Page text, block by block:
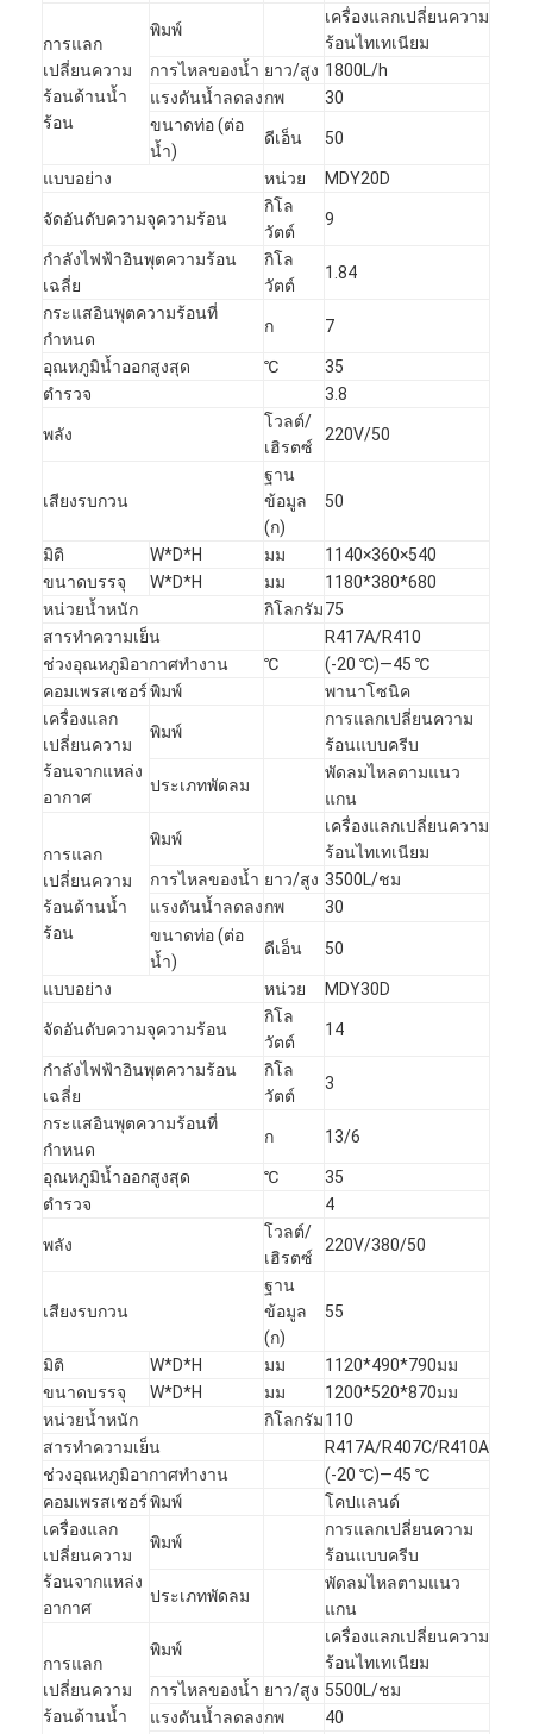
การแลก
เปลี่ยนความ
ร้อนด้านน้ำ
ร้อน
พิมพ์
เครื่องแลกเปลี่ยนความ
ร้อนไทเทเนียม
การไหลของน้ำ ยาว/สูง 1800L/h
แรงดันน้ำลดลงกพ
30
ขนาดท่อ (ต่อ
น้ำ)
ดีเอ็น 50
แบบอย่าง หน่วย MDY20D
จัดอันดับความจุความร้อน
กิโล
วัตต์
9
กำลังไฟฟ้าอินพุตความร้อน
เฉลี่ย
กิโล
วัตต์
1.84
กระแสอินพุตความร้อนที่
กำหนด
ก 7
อุณหภูมิน้ำออกสูงสุด ℃
35
ตำรวจ
3.8
พลัง
โวลต์/
เฮิรตซ์
220V/50
เสียงรบกวน
ฐาน
ข้อมูล
(ก)
50
มิติ W*D*H มม
1140×360×540
ขนาดบรรจุ
W*D*H มม
1180*380*680
หน่วยน้ำหนัก
กิโลกรัม75
สารทำความเย็น
R417A/R410
ช่วงอุณหภูมิอากาศทำงาน
℃
(-20 ℃)—45 ℃
คอมเพรสเซอร์ พิมพ์
พานาโซนิค
เครื่องแลก
เปลี่ยนความ
ร้อนจากแหล่ง
อากาศ
พิมพ์
การแลกเปลี่ยนความ
ร้อนแบบครีบ
ประเภทพัดลม
พัดลมไหลตามแนว
แกน
การแลก
เปลี่ยนความ
ร้อนด้านน้ำ
ร้อน
พิมพ์
เครื่องแลกเปลี่ยนความ
ร้อนไทเทเนียม
การไหลของน้ำ ยาว/สูง 3500L/ชม
แรงดันน้ำลดลงกพ
30
ขนาดท่อ (ต่อ
น้ำ)
ดีเอ็น 50
แบบอย่าง หน่วย MDY30D
จัดอันดับความจุความร้อน
กิโล
วัตต์
14
กำลังไฟฟ้าอินพุตความร้อน
เฉลี่ย
กิโล
วัตต์
3
กระแสอินพุตความร้อนที่
กำหนด
ก 13/6
อุณหภูมิน้ำออกสูงสุด ℃
35
ตำรวจ
4
พลัง
โวลต์/
เฮิรตซ์
220V/380/50
เสียงรบกวน
ฐาน
ข้อมูล
(ก)
55
มิติ W*D*H มม
1120*490*790มม
ขนาดบรรจุ
W*D*H มม
1200*520*870มม
หน่วยน้ำหนัก
กิโลกรัม110
สารทำความเย็น
R417A/R407C/R410A
ช่วงอุณหภูมิอากาศทำงาน
(-20 ℃)—45 ℃
คอมเพรสเซอร์ พิมพ์
โคปแลนด์
เครื่องแลก
เปลี่ยนความ
ร้อนจากแหล่ง
อากาศ
พิมพ์
การแลกเปลี่ยนความ
ร้อนแบบครีบ
ประเภทพัดลม
พัดลมไหลตามแนว
แกน
การแลก
เปลี่ยนความ
ร้อนด้านน้ำ
พิมพ์
เครื่องแลกเปลี่ยนความ
ร้อนไทเทเนียม
การไหลของน้ำ ยาว/สูง 5500L/ชม
แรงดันน้ำลดลงกพ 40